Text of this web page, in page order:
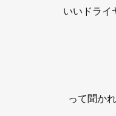
いいドライ
って聞か